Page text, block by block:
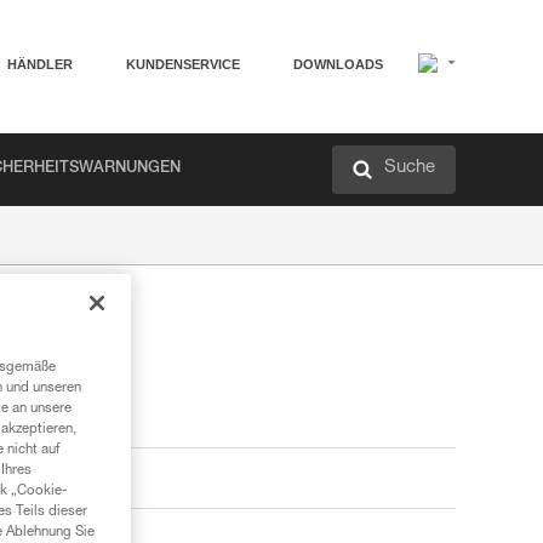
HÄNDLER KUNDENSERVICE DOWNLOADS
Suche
und unseren
an unsere
nicht auf
„Cookie-
Teils dieser
Ablehnung Sie